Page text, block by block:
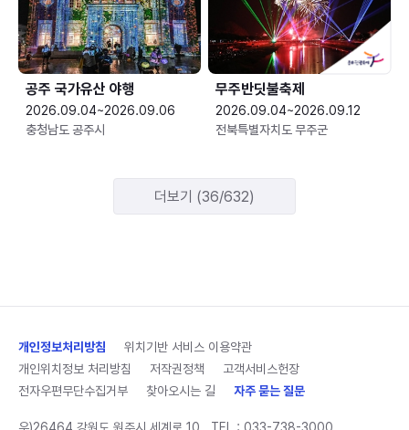
공주 국가유산 야행
2026.09.04~2026.09.06
충청남도 공주시
무주반딧불축제
2026.09.04~2026.09.12
전북특별자치도 무주군
더보기 (36/632)
개인정보처리방침
위치기반 서비스 이용약관
개인위치정보 처리방침
저작권정책
고객서비스헌장
전자우편무단수집거부
찾아오시는 길 자주 묻는 질문